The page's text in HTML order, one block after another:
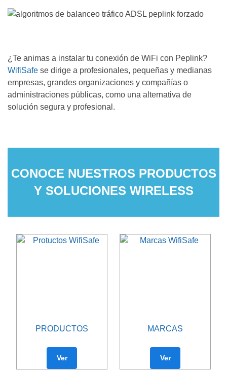
¿Te animas a instalar tu conexión de WiFi con Peplink?
WifiSafe se dirige a profesionales, pequeñas y medianas
empresas, grandes organizaciones y compañías o
administraciones públicas, como una alternativa de
solución segura y profesional.
CONOCE NUESTROS PRODUCTOS
Y SOLUCIONES WIRELESS
PRODUCTOS
Ver
MARCAS
Ver